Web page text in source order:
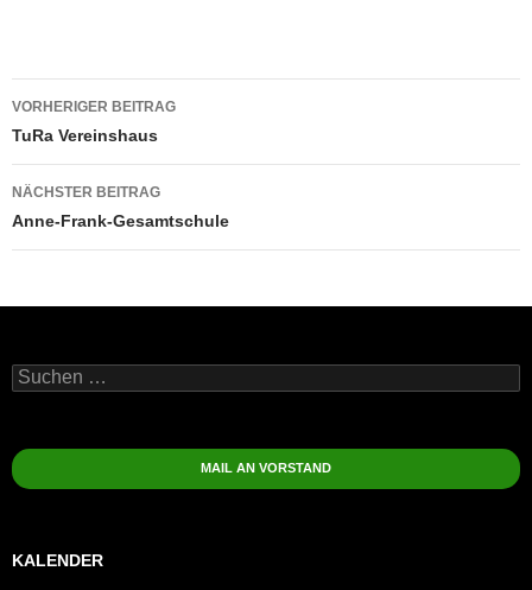
Beitragsnavigation
VORHERIGER BEITRAG
TuRa Vereinshaus
NÄCHSTER BEITRAG
Anne-Frank-Gesamtschule
Suchen
nach:
MAIL AN VORSTAND
KALENDER